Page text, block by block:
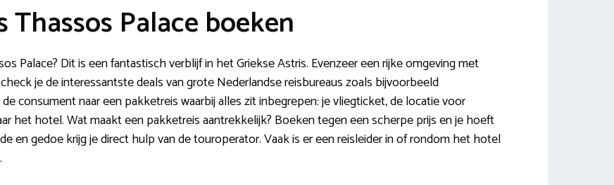
Palace boeken
Palace? Dit is een fantastisch verblijf in het Griekse Astris. Evenzeer een rijke omgeving met
je de interessantste deals van grote Nederlandse reisbureaus zoals bijvoorbeeld
consument naar een pakketreis waarbij alles zit inbegrepen: je vliegticket, de locatie voor
het hotel. Wat maakt een pakketreis aantrekkelijk? Boeken tegen een scherpe prijs en je hoeft
en gedoe krijg je direct hulp van de touroperator. Vaak is er een reisleider in of rondom het hotel